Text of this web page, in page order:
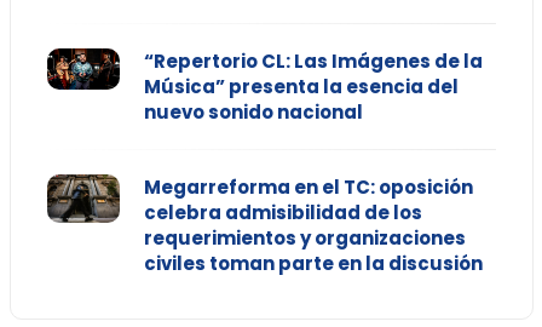
“Repertorio CL: Las Imágenes de la
Música” presenta la esencia del
nuevo sonido nacional
Megarreforma en el TC: oposición
celebra admisibilidad de los
requerimientos y organizaciones
civiles toman parte en la discusión